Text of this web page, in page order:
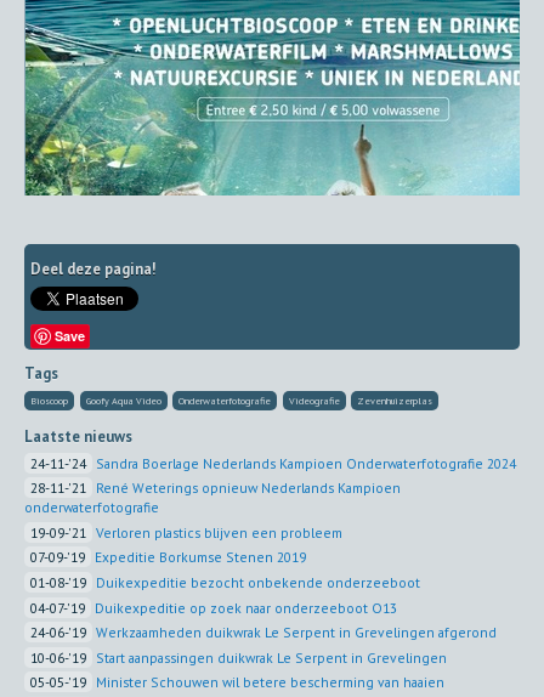
Deel deze pagina!
Save
Tags
Bioscoop Goofy Aqua Video Onderwaterfotografie Videografie Zevenhuizerplas
Laatste nieuws
24-11-'24 Sandra Boerlage Nederlands Kampioen Onderwaterfotografie 2024
28-11-'21 René Weterings opnieuw Nederlands Kampioen
onderwaterfotografie
19-09-'21
Verloren plastics blijven een probleem
07-09-'19 Expeditie Borkumse Stenen 2019
01-08-'19 Duikexpeditie bezocht onbekende onderzeeboot
04-07-'19 Duikexpeditie op zoek naar onderzeeboot O13
24-06-'19 Werkzaamheden duikwrak Le Serpent in Grevelingen afgerond
10-06-'19 Start aanpassingen duikwrak Le Serpent in Grevelingen
05-05-'19 Minister Schouwen wil betere bescherming van haaien